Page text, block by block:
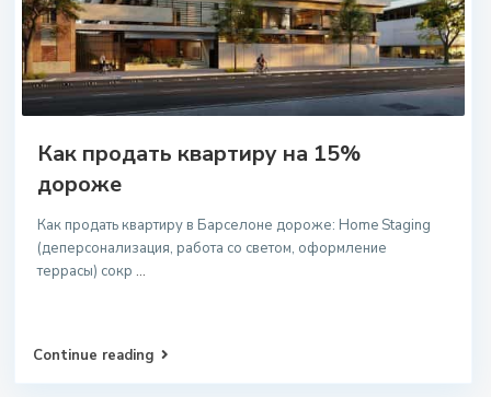
Как продать квартиру на 15%
дороже
Как продать квартиру в Барселоне дороже: Home Staging
(деперсонализация, работа со светом, оформление
террасы) сокр ...
Continue reading